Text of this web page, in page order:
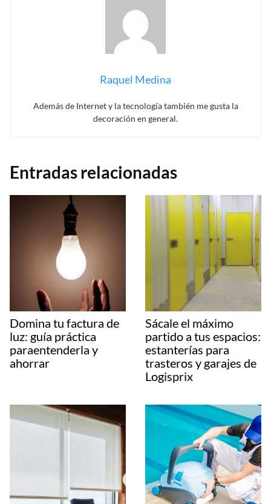
Raquel Medina
Además de Internet y la tecnología también me gusta la
decoración en general.
Entradas relacionadas
Domina tu factura de
luz: guía práctica
paraentenderla y
ahorrar
Sácale el máximo
partido a tus espacios:
estanterías para
trasteros y garajes de
Logisprix